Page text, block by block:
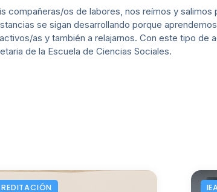
compañeras/os de labores, nos reímos y
se sigan desarrollando porque
as y también a relajarnos. Con este tipo de
de la Escuela de Ciencias Sociales.